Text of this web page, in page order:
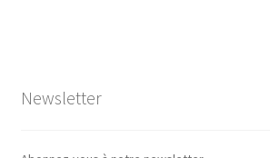
Newsletter